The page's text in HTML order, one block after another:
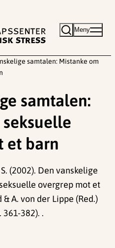
Meny
samtalen: Mistanke om
samtalen:
et barn
(2002). Den vanskelige
overgrep mot et
A. von der Lippe (Red.)
361-382). .